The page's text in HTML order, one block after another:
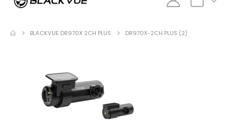
BLACKVUE DR970X 2CH PLUS DR970X-2CH PLUS (2)